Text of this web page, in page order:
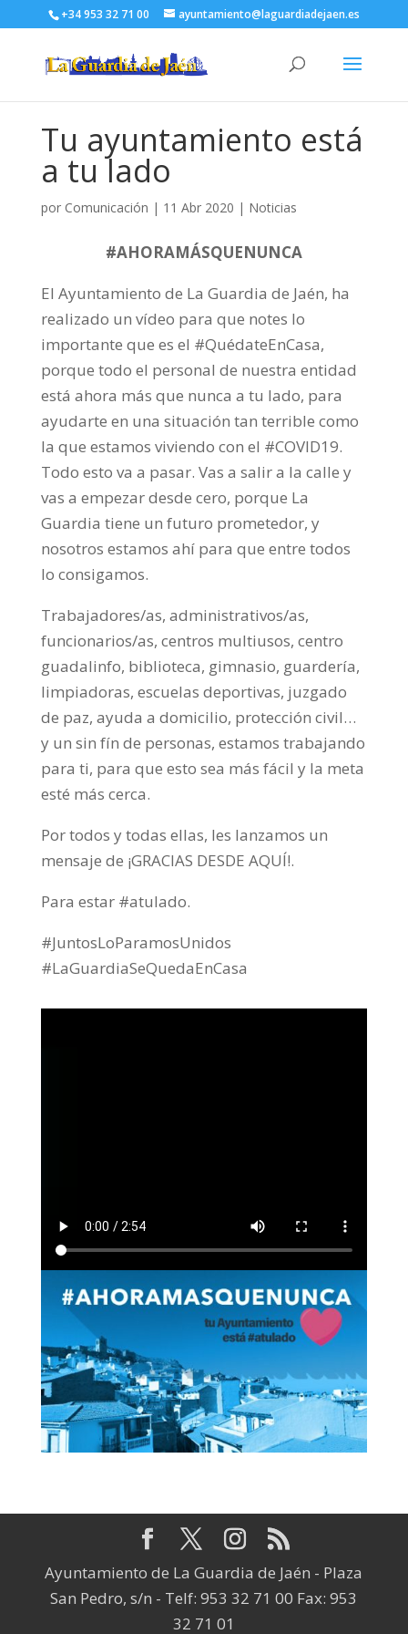
+34 953 32 71 00 ayuntamiento@laguardiadejaen.es
Tu ayuntamiento está
a tu lado
por Comunicación | 11 Abr 2020 | Noticias
#AHORAMÁSQUENUNCA
El Ayuntamiento de La Guardia de Jaén, ha
realizado un vídeo para que notes lo
importante que es el #QuédateEnCasa,
porque todo el personal de nuestra entidad
está ahora más que nunca a tu lado, para
ayudarte en una situación tan terrible como
la que estamos viviendo con el #COVID19.
Todo esto va a pasar. Vas a salir a la calle y
vas a empezar desde cero, porque La
Guardia tiene un futuro prometedor, y
nosotros estamos ahí para que entre todos
lo consigamos.
Trabajadores/as, administrativos/as,
funcionarios/as, centros multiusos, centro
guadalinfo, biblioteca, gimnasio, guardería,
limpiadoras, escuelas deportivas, juzgado
de paz, ayuda a domicilio, protección civil…
y un sin fín de personas, estamos trabajando
para ti, para que esto sea más fácil y la meta
esté más cerca.
Por todos y todas ellas, les lanzamos un
mensaje de ¡GRACIAS DESDE AQUÍ!.
Para estar #atulado.
#JuntosLoParamosUnidos
#LaGuardiaSeQuedaEnCasa
Ayuntamiento de La Guardia de Jaén - Plaza
San Pedro, s/n - Telf: 953 32 71 00 Fax: 953
32 71 01